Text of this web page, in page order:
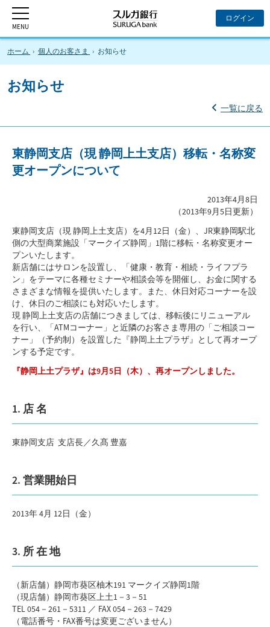
ホーム 個人のお客さま お知らせ
お知らせ
一覧に戻る
東静岡支店（現 静岡上土支店）移転・名称変
更オープンについて
2013年4月8日
（2013年9月5日更新）
東静岡支店（現 静岡上土支店）を4月12日（金）、JR東静岡駅北
側の大型商業施設「マークイズ静岡」1階に移転・名称変更オー
プンいたします。
新店舗にはサロンを設置し、「健康・教育・相続・ライフプラ
ン」をテーマに各種セミナーや相談会等を開催し、お金に関する
さまざまな情報を提供いたします。また、休日対応コーナーを設
け、休日のご相談にも対応いたします。
現 静岡上土支店の店舗につきましては、移転後にリニューアル
を行い、「ATMコーナー」と近隣のお客さま専用の「ご相談コー
ナー」（予約制）を設置した『静岡上土プラザ』として再オープ
ンする予定です。
『静岡上土プラザ』は9月5日（木）、再オープンしました。
1. 店 名
東静岡支店 支店長／久髙 豊嘉
2. 営業開始日
2013年 4月 12日（金）
3. 所 在 地
（新店舗）静岡市葵区柚木191 マークイズ静岡1階
（現店舗）静岡市葵区上土1－3－51
TEL 054－261－5311 ／ FAX 054－263－7429
（電話番号・FAX番号は変更ございません）